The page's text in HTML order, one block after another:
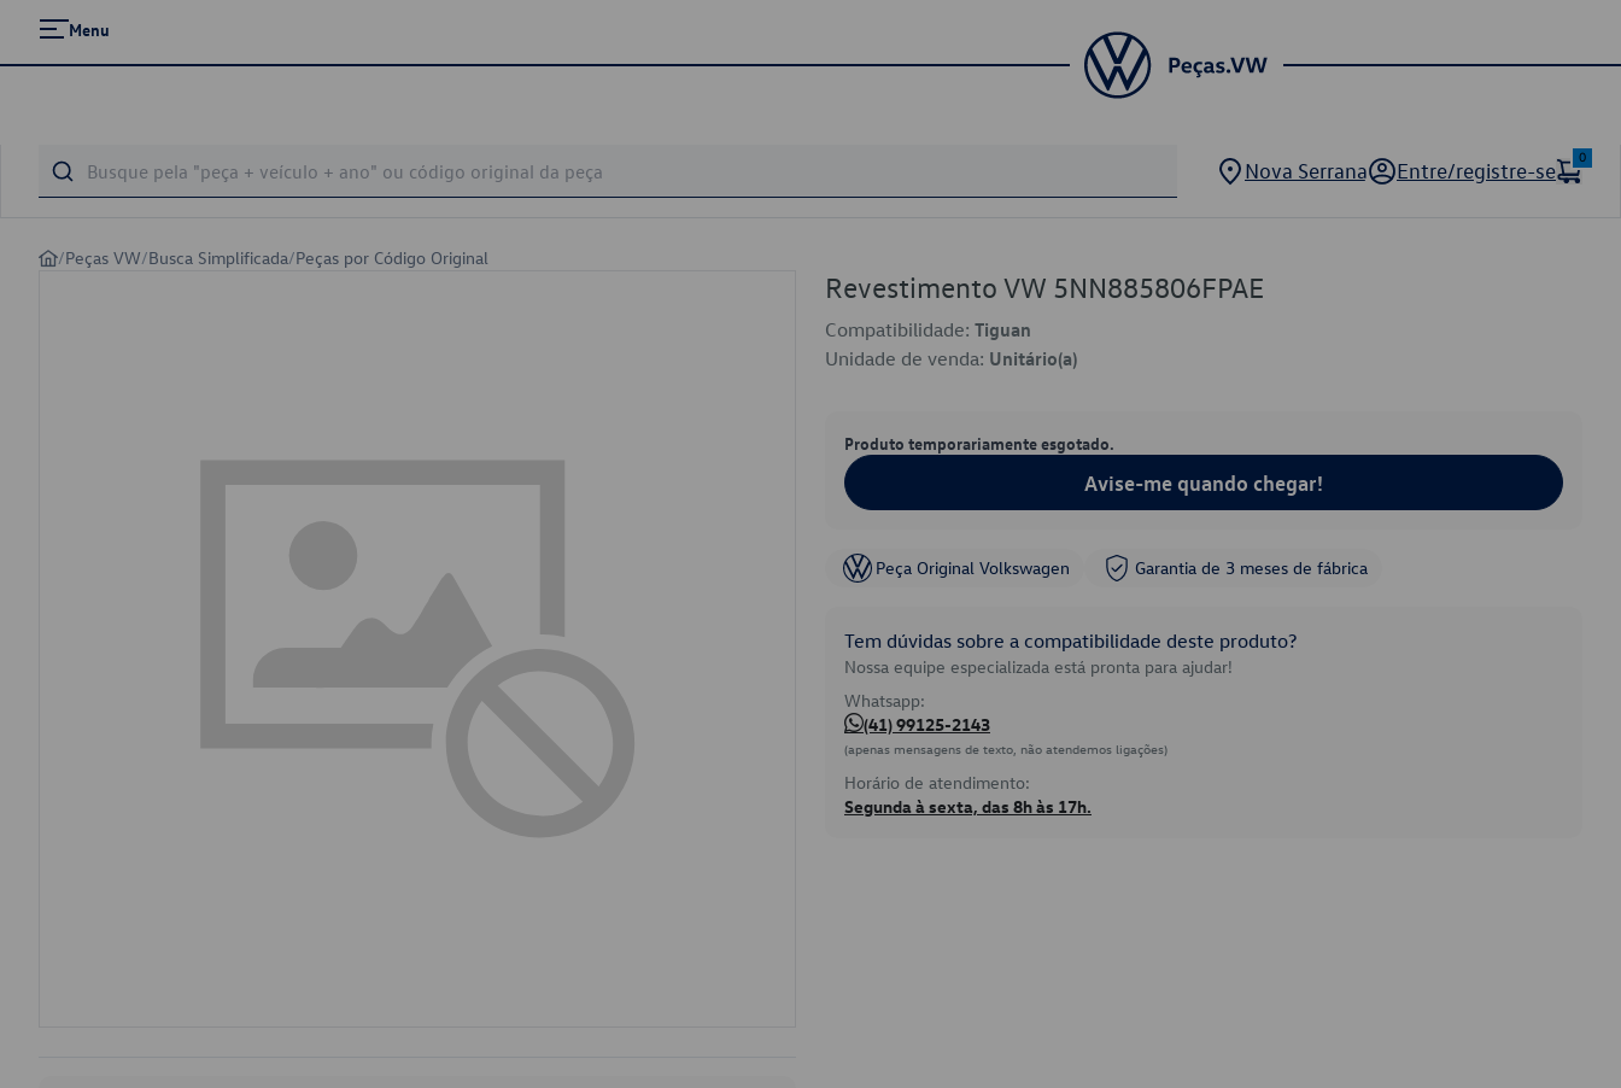
Menu
Nova Serrana Entre/registre-se
0
/Peças VW/Busca Simplificada/Peças por Código Original
Revestimento VW 5NN885806FPAE
Compatibilidade: Tiguan
Unidade de venda: Unitário(a)
Produto temporariamente esgotado.
Avise-me quando chegar!
Peça Original Volkswagen Garantia de 3 meses de fábrica
Tem dúvidas sobre a compatibilidade deste produto?
Nossa equipe especializada está pronta para ajudar!
Whatsapp:
(41) 99125-2143
(apenas mensagens de texto, não atendemos ligações)
Horário de atendimento:
Segunda à sexta, das 8h às 17h.